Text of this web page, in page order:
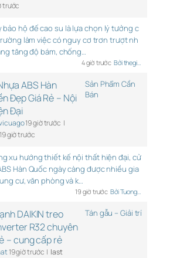
trước
bảo hộ đế cao su là lựa chọn lý tưởng c
làm việc có nguy cơ trơn trượt nh
tăng độ bám, chống…
4 giờ trước Bởi thegi…
ABS Hàn
Đẹp Giá Rẻ – Nội
Đại
19 giờ trước |
19 giờ trước
Sản Phẩm Cần
Bán
xu hướng thiết kế nội thất hiện đại, cử
Hàn Quốc ngày càng được nhiều gia
cư, văn phòng và k…
19 giờ trước Bởi Tuong…
DAIKIN treo
R32 chuyên
– cung cấp rẻ
19 giờ trước | last
Tán gẫu – Giải trí